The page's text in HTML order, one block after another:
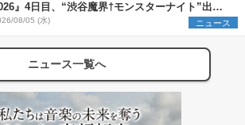
』4日目、“渋谷魔界†モンスターナイト”出演6
を発表
08/05 (水) ニュース
ニュース一覧へ